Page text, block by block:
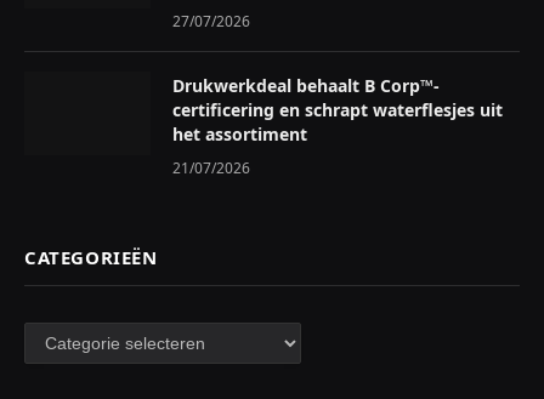
27/07/2026
Drukwerkdeal behaalt B Corp™-
certificering en schrapt waterflesjes uit
het assortiment
21/07/2026
CATEGORIEËN
Categorieën